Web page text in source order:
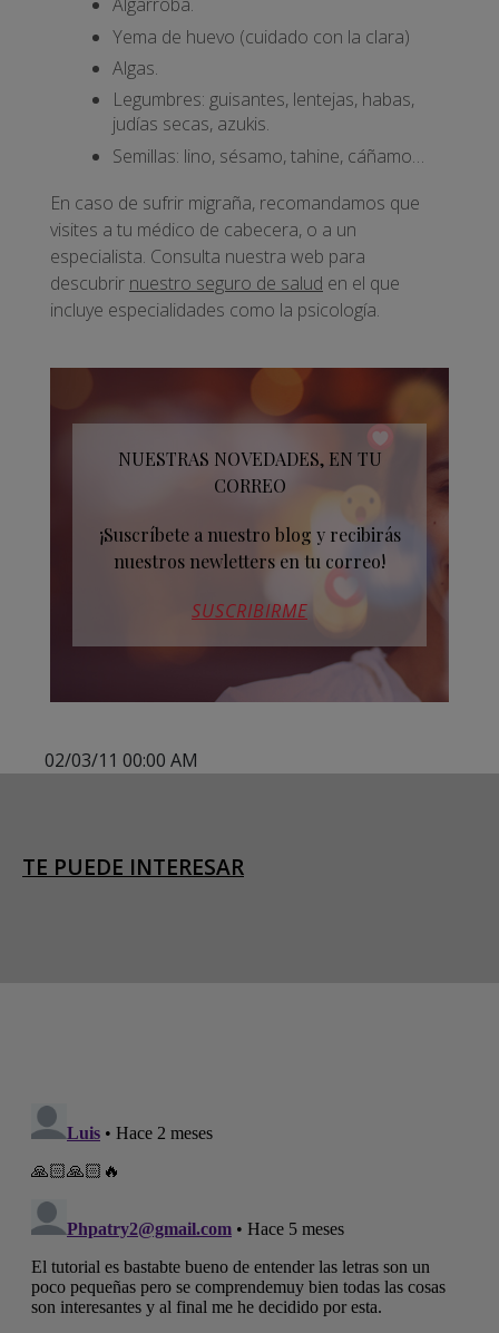
Yema de huevo (cuidado con la clara)
Algas.
Legumbres: guisantes, lentejas, habas,
judías secas, azukis.
Semillas: lino, sésamo, tahine, cáñamo…
En caso de sufrir migraña, recomandamos que
visites a tu médico de cabecera, o a un
especialista. Consulta nuestra web para
descubrir nuestro seguro de salud en el que
incluye especialidades como la psicología.
NUESTRAS NOVEDADES, EN TU
CORREO
¡Suscríbete a nuestro blog y recibirás
nuestros newletters en tu correo!
SUSCRIBIRME
02/03/11 00:00 AM
TE PUEDE INTERESAR